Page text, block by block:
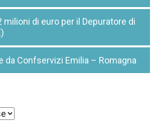
milioni di euro per il Depuratore di
da Confservizi Emilia – Romagna